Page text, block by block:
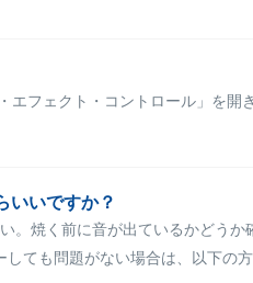
フェクト・コントロール」を開
いいですか？
。焼く前に音が出ているかどう
ても問題がない場合は、以下の